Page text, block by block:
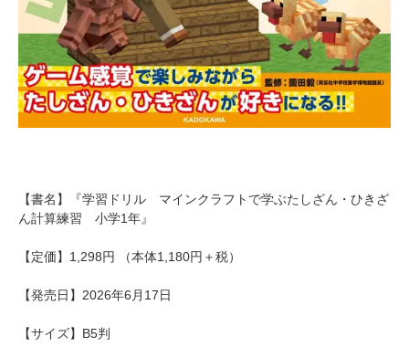
【書名】『学習ドリル マインクラフトで学ぶたしざん・ひきざ
ん計算練習 小学1年』
【定価】1,298円 （本体1,180円＋税）
【発売日】2026年6月17日
【サイズ】B5判